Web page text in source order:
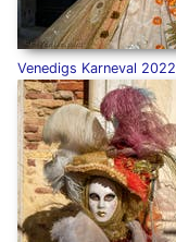
Venedigs Karneval 2022